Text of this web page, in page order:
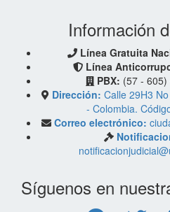
Información
Línea Gratuita
Línea
PBX: (57 -
Dirección: Calle 29H3
- Colombia.
Correo electrónico:
Síguenos en